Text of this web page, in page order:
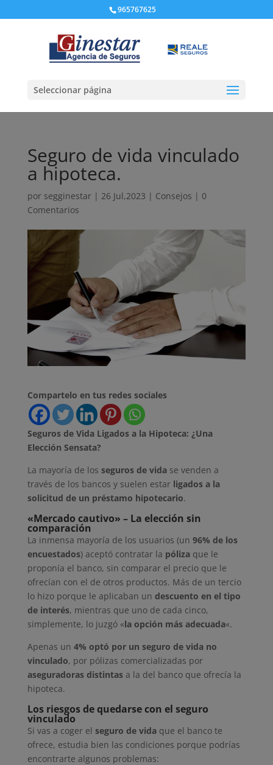
965767625
Seleccionar página
Seguro de vida vinculado
a hipoteca.
por segginestar| 26 Jul,2023 | Consejos | 0
Comentarios
Compartelo en tus redes sociales
Seguros de Vida Ligados a la Hipoteca: ¿Una
Elección Sensata?
La mayoría de los seguros de vidase venden a
través de los bancos y suelen estar ligados a la
solicitud de un préstamo hipotecario.
«Mercado cautivo» – La elección sin
comparación
La inmensa mayoría de los usuarios (un 96% de los
encuestados) aceptó contratar la pólizaque le
proponía el banco, sin comparar el precio que le
ofrecían con el de otros productos. Más de un tercio
lo hizo porque le aplicaban un descuento en el tipo
de interés, mientras que uno de cada cinco,
simplemente, lo juzgó «la opción más adecuada«.
Apenas un 4% optó por un seguro de vida no
vinculado, por pólizas comercializadas por
aseguradoras distintasa la del banco que ofrecía la
hipoteca.
Los riesgos de quedarse con el seguro
vinculado
Si vas a coger el seguro de vidaque el banco te
ofrece, estudia bien las condiciones porque podrías
encontrarte algunos problemas: